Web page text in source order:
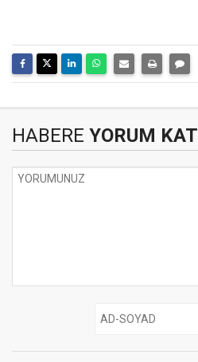
HABERE YORUM KAT